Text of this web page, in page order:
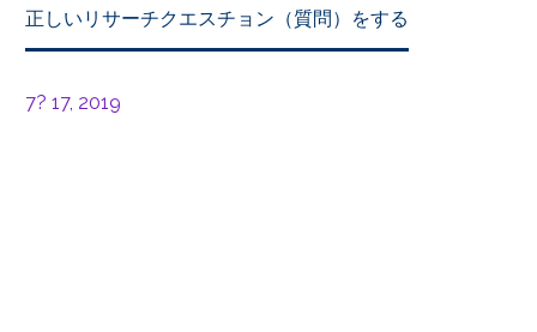
正しいリサーチクエスチョン（質問）をする
7? 17, 2019